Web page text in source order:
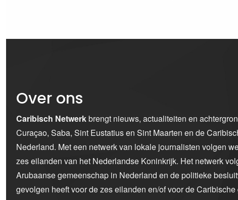
Over ons
Caribisch Netwerkbrengt nieuws, actualiteiten en
Curaçao, Saba, Sint Eustatius en Sint Maarten en de
Nederland. Met een netwerk van lokale journalisten volgen
zes eilanden van het Nederlandse Koninkrijk. Het netwerk
Arubaanse gemeenschap in Nederland en de politieke
gevolgen heeft voor de zes eilanden en/of voor de